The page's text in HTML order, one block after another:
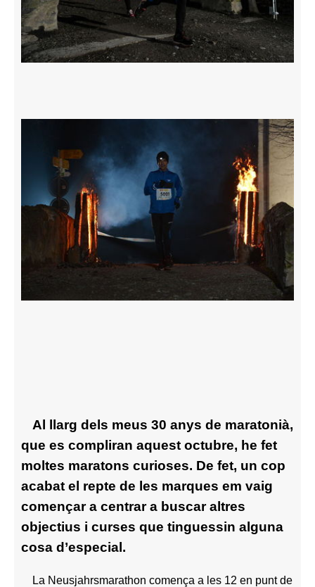
Al llarg dels meus 30 anys de maratonià,
que es compliran aquest octubre, he fet
moltes maratons curioses. De fet, un cop
acabat el repte de les marques em vaig
començar a centrar a buscar altres
objectius i curses que tinguessin alguna
cosa d’especial.
La Neusjahrsmarathon comença a les 12 en punt de